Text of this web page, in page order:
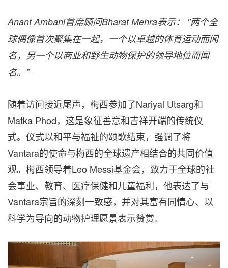
Anant Ambani首席顾问Bharat Mehra表示： "两个全
球偶像首次聚集在一起，一个以卓越的体育运动而闻
名，另一个以商业和野生动物保护的领导地位而闻
名。”
随着访问接近尾声，梅西参加了Nariyal Utsarg和
Matka Phod，这是象征善意和吉祥开端的传统仪
式。仪式以和平与福祉的颂歌结束，强调了将
Vantara的使命与梅西的全球遗产相结合的共同价值
观。梅西领导着Leo Messi基金会，致力于全球的社
会事业、教育、医疗保健和儿童福利，他表达了与
Vantara宗旨的深刻一致感，并对其富有同情心、以
科学为导向的动物护理愿景表示赞赏。